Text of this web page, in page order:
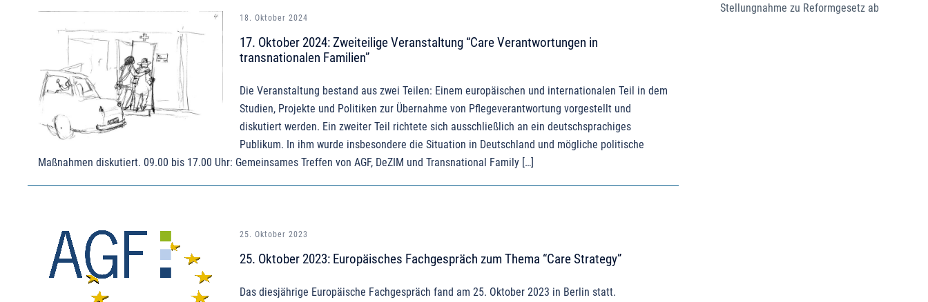
18. Oktober 2024
17. Oktober 2024: Zweiteilige Veranstaltung “Care Verantwortungen in
transnationalen Familien”
Die Veranstaltung bestand aus zwei Teilen: Einem europäischen und internationalen Teil in dem
Studien, Projekte und Politiken zur Übernahme von Pflegeverantwortung vorgestellt und
diskutiert werden. Ein zweiter Teil richtete sich ausschließlich an ein deutschsprachiges
Publikum. In ihm wurde insbesondere die Situation in Deutschland und mögliche politische
Maßnahmen diskutiert. 09.00 bis 17.00 Uhr: Gemeinsames Treffen von AGF, DeZIM und Transnational Family […]
25. Oktober 2023
25. Oktober 2023: Europäisches Fachgespräch zum Thema “Care Strategy”
Das diesjährige Europäische Fachgespräch fand am 25. Oktober 2023 in Berlin statt.
Stellungnahme zu Reformgesetz ab